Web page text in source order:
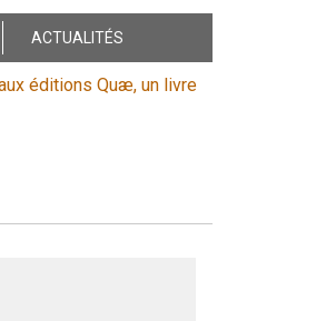
ACTUALITÉS
éditions Quæ, un livre